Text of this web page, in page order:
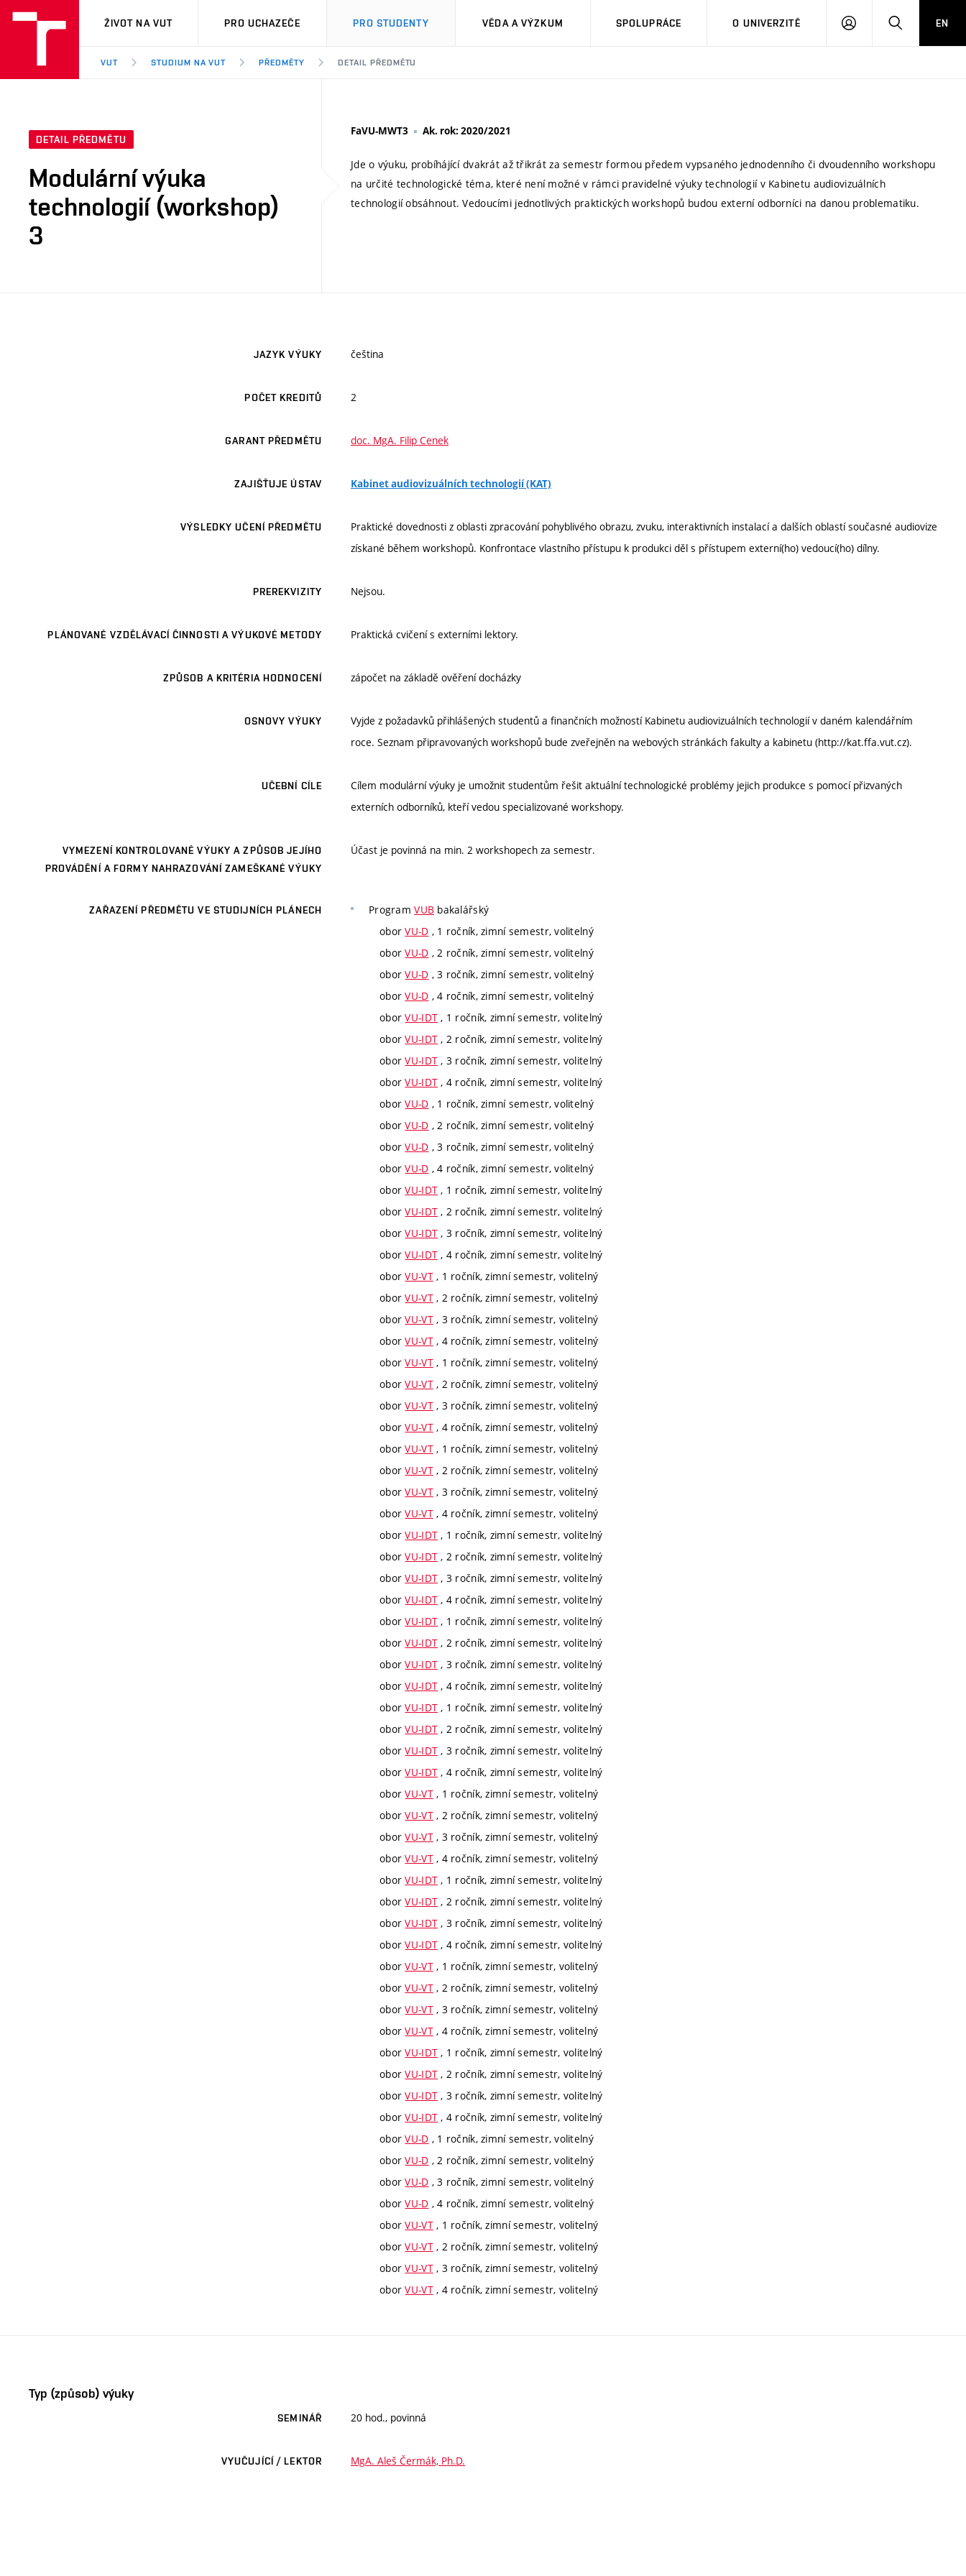
VUT
ŽIVOT NA VUT PRO UCHAZEČE PRO STUDENTY VĚDA A VÝZKUM SPOLUPRÁCE O UNIVERZITĚ
PŘIHLÁSIT HLEDATEN
VUT STUDIUM NA VUT PŘEDMĚTY DETAIL PŘEDMĚTU
DETAIL PŘEDMĚTU
Modulární výuka
technologií (workshop)
3
FaVU-MWT3 Ak. rok: 2020/2021
Jde o výuku, probíhájící dvakrát až třikrát za semestr formou předem vypsaného jednodenního či dvoudenního workshopu
na určité technologické téma, které není možné v rámci pravidelné výuky technologií v Kabinetu audiovizuálních
technologií obsáhnout. Vedoucími jednotlivých praktických workshopů budou externí odborníci na danou problematiku.
JAZYK VÝUKY čeština
POČET KREDITŮ 2
GARANT PŘEDMĚTU doc. MgA. Filip Cenek
ZAJIŠŤUJE ÚSTAV Kabinet audiovizuálních technologií (KAT)
VÝSLEDKY UČENÍ PŘEDMĚTU
Praktické dovednosti z oblasti zpracování pohyblivého obrazu, zvuku, interaktivních instalací a dalších oblastí současné audiovize
získané během workshopů. Konfrontace vlastního přístupu k produkci děl s přístupem externí(ho) vedoucí(ho) dílny.
PREREKVIZITY Nejsou.
PLÁNOVANÉ VZDĚLÁVACÍ ČINNOSTI A VÝUKOVÉ METODY Praktická cvičení s externími lektory.
ZPŮSOB A KRITÉRIA HODNOCENÍ zápočet na základě ověření docházky
OSNOVY VÝUKY
Vyjde z požadavků přihlášených studentů a finančních možností Kabinetu audiovizuálních technologií v daném kalendářním
roce. Seznam připravovaných workshopů bude zveřejněn na webových stránkách fakulty a kabinetu (http://kat.ffa.vut.cz).
UČEBNÍ CÍLE
Cílem modulární výuky je umožnit studentům řešit aktuální technologické problémy jejich produkce s pomocí přizvaných
externích odborníků, kteří vedou specializované workshopy.
VYMEZENÍ KONTROLOVANÉ VÝUKY A ZPŮSOB JEJÍHO
PROVÁDĚNÍ A FORMY NAHRAZOVÁNÍ ZAMEŠKANÉ VÝUKY
Účast je povinná na min. 2 workshopech za semestr.
ZAŘAZENÍ PŘEDMĚTU VE STUDIJNÍCH PLÁNECH ProgramVUB bakalářský
oborVU-D , 1 ročník, zimní semestr, volitelný
oborVU-D , 2 ročník, zimní semestr, volitelný
oborVU-D , 3 ročník, zimní semestr, volitelný
oborVU-D , 4 ročník, zimní semestr, volitelný
oborVU-IDT , 1 ročník, zimní semestr, volitelný
oborVU-IDT , 2 ročník, zimní semestr, volitelný
oborVU-IDT , 3 ročník, zimní semestr, volitelný
oborVU-IDT , 4 ročník, zimní semestr, volitelný
oborVU-D , 1 ročník, zimní semestr, volitelný
oborVU-D , 2 ročník, zimní semestr, volitelný
oborVU-D , 3 ročník, zimní semestr, volitelný
oborVU-D , 4 ročník, zimní semestr, volitelný
oborVU-IDT , 1 ročník, zimní semestr, volitelný
oborVU-IDT , 2 ročník, zimní semestr, volitelný
oborVU-IDT , 3 ročník, zimní semestr, volitelný
oborVU-IDT , 4 ročník, zimní semestr, volitelný
oborVU-VT, 1 ročník, zimní semestr, volitelný
oborVU-VT, 2 ročník, zimní semestr, volitelný
oborVU-VT, 3 ročník, zimní semestr, volitelný
oborVU-VT, 4 ročník, zimní semestr, volitelný
oborVU-VT, 1 ročník, zimní semestr, volitelný
oborVU-VT, 2 ročník, zimní semestr, volitelný
oborVU-VT, 3 ročník, zimní semestr, volitelný
oborVU-VT, 4 ročník, zimní semestr, volitelný
oborVU-VT, 1 ročník, zimní semestr, volitelný
oborVU-VT, 2 ročník, zimní semestr, volitelný
oborVU-VT, 3 ročník, zimní semestr, volitelný
oborVU-VT, 4 ročník, zimní semestr, volitelný
oborVU-IDT , 1 ročník, zimní semestr, volitelný
oborVU-IDT , 2 ročník, zimní semestr, volitelný
oborVU-IDT , 3 ročník, zimní semestr, volitelný
oborVU-IDT , 4 ročník, zimní semestr, volitelný
oborVU-IDT , 1 ročník, zimní semestr, volitelný
oborVU-IDT , 2 ročník, zimní semestr, volitelný
oborVU-IDT , 3 ročník, zimní semestr, volitelný
oborVU-IDT , 4 ročník, zimní semestr, volitelný
oborVU-IDT , 1 ročník, zimní semestr, volitelný
oborVU-IDT , 2 ročník, zimní semestr, volitelný
oborVU-IDT , 3 ročník, zimní semestr, volitelný
oborVU-IDT , 4 ročník, zimní semestr, volitelný
oborVU-VT, 1 ročník, zimní semestr, volitelný
oborVU-VT, 2 ročník, zimní semestr, volitelný
oborVU-VT, 3 ročník, zimní semestr, volitelný
oborVU-VT, 4 ročník, zimní semestr, volitelný
oborVU-IDT , 1 ročník, zimní semestr, volitelný
oborVU-IDT , 2 ročník, zimní semestr, volitelný
oborVU-IDT , 3 ročník, zimní semestr, volitelný
oborVU-IDT , 4 ročník, zimní semestr, volitelný
oborVU-VT, 1 ročník, zimní semestr, volitelný
oborVU-VT, 2 ročník, zimní semestr, volitelný
oborVU-VT, 3 ročník, zimní semestr, volitelný
oborVU-VT, 4 ročník, zimní semestr, volitelný
oborVU-IDT , 1 ročník, zimní semestr, volitelný
oborVU-IDT , 2 ročník, zimní semestr, volitelný
oborVU-IDT , 3 ročník, zimní semestr, volitelný
oborVU-IDT , 4 ročník, zimní semestr, volitelný
oborVU-D , 1 ročník, zimní semestr, volitelný
oborVU-D , 2 ročník, zimní semestr, volitelný
oborVU-D , 3 ročník, zimní semestr, volitelný
oborVU-D , 4 ročník, zimní semestr, volitelný
oborVU-VT, 1 ročník, zimní semestr, volitelný
oborVU-VT, 2 ročník, zimní semestr, volitelný
oborVU-VT, 3 ročník, zimní semestr, volitelný
oborVU-VT, 4 ročník, zimní semestr, volitelný
Typ (způsob) výuky
SEMINÁŘ 20 hod., povinná
VYUČUJÍCÍ / LEKTOR MgA. Aleš Čermák, Ph.D.